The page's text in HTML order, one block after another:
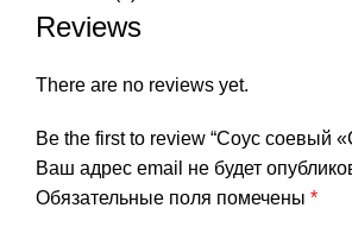
Reviews
There are no reviews yet.
Be the first to review “Соус соевый
Ваш адрес email не будет
Обязательные поля помечены *